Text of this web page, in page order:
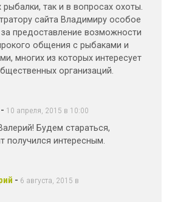
рыбалки, так и в вопросах охоты.
сайта Владимиру особое
предоставление возможности
общения с рыбаками и
многих из которых интересует
организаций.
- 10 апреля, 2015 в 10:00
Будем стараться,
получился интересным.
- 6 августа, 2015 в